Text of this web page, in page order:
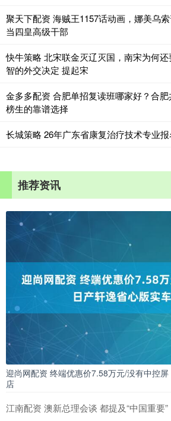
聚天下配资 海贼王1157话动画，娜美乌
当四皇高级干部
快牛策略 北宋联金灭辽灭国，南宋为何
智的外交决定 提起宋
金多多配资 合肥单招复读班哪家好？合
榜生的靠谱选择
长城策略 26年广东省康复治疗技术专业
推荐资讯
迎尚网配资 终端优惠价7.58万元/没有中控
店
江南配资 澳新总理会谈 都提及“中国重要”